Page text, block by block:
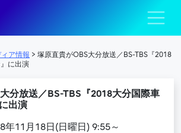
ション
陸上競技部 –
ィア情報 > 塚原直貴がOBS大分放送／BS-TBS『2018
に出演
分放送／BS-TBS『2018大分国際車
出演
年11月18日(日曜日) 9:55～